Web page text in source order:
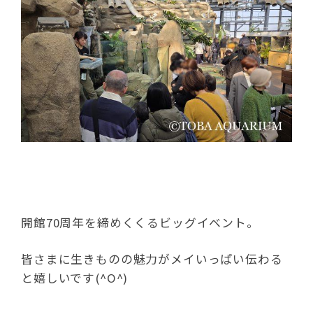
開館70周年を締めくくるビッグイベント。
皆さまに生きものの魅力がメイいっぱい伝わる
と嬉しいです(^O^)